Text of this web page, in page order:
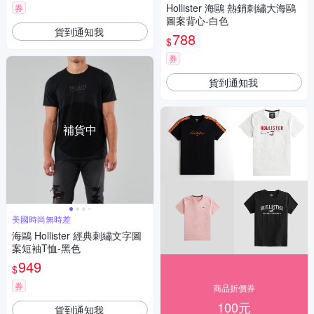
券
貨到通知我
補貨中
美國時尚無時差
海鷗 Hollister 經典刺繡文字圖
案短袖T恤-黑色
$949
券
貨到通知我
Hollister 海鷗 熱銷刺繡大海鷗
圖案背心-白色
$788
券
貨到通知我
商品折價券
100元